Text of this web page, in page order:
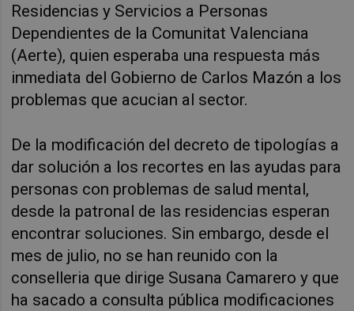
Residencias y Servicios a Personas
Dependientes de la Comunitat Valenciana
(Aerte), quien esperaba una respuesta más
inmediata del Gobierno de Carlos Mazón a los
problemas que acucian al sector.
De la modificación del decreto de tipologías a
dar solución a los recortes en las ayudas para
personas con problemas de salud mental,
desde la patronal de las residencias esperan
encontrar soluciones. Sin embargo, desde el
mes de julio, no se han reunido con la
conselleria que dirige Susana Camarero y que
ha sacado a consulta pública modificaciones